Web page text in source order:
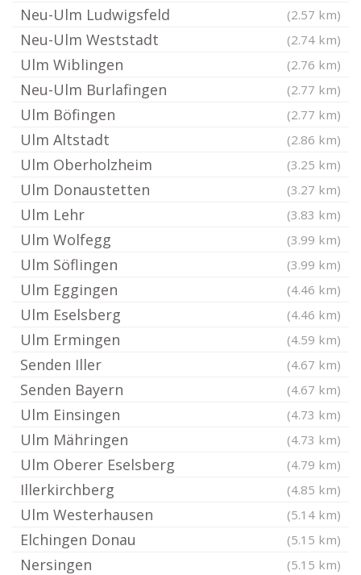
Neu-Ulm Ludwigsfeld (2.57 km)
Neu-Ulm Weststadt (2.74 km)
Ulm Wiblingen (2.76 km)
Neu-Ulm Burlafingen (2.77 km)
Ulm Böfingen (2.77 km)
Ulm Altstadt (2.86 km)
Ulm Oberholzheim (3.25 km)
Ulm Donaustetten (3.27 km)
Ulm Lehr (3.83 km)
Ulm Wolfegg (3.99 km)
Ulm Söflingen (3.99 km)
Ulm Eggingen (4.46 km)
Ulm Eselsberg (4.46 km)
Ulm Ermingen (4.59 km)
Senden Iller (4.67 km)
Senden Bayern (4.67 km)
Ulm Einsingen (4.73 km)
Ulm Mähringen (4.73 km)
Ulm Oberer Eselsberg (4.79 km)
Illerkirchberg (4.85 km)
Ulm Westerhausen (5.14 km)
Elchingen Donau (5.15 km)
Nersingen (5.15 km)